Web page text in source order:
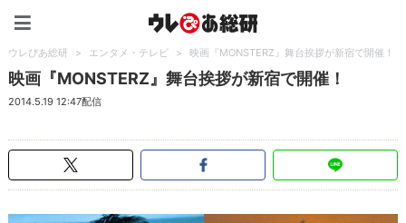
ウレぴあ総研 > エンタメ・テレビ > 映画『MONSTERZ』舞台挨拶が新宿で開催！
映画『MONSTERZ』舞台挨拶が新宿で開催！
2014.5.19 12:47配信